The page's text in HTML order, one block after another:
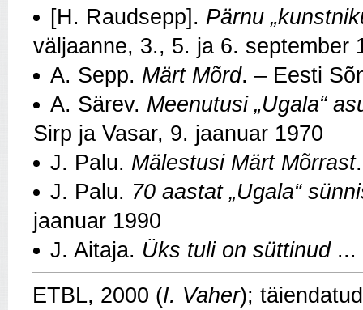
[H. Raudsepp]. Pärnu
väljaanne, 3., 5. ja 6. september
A. Sepp. Märt Mõrd. – Eesti
A. Särev. Meenutusi „Ugala“
Sirp ja Vasar, 9. jaanuar 1970
J. Palu. Mälestusi Märt Mõrrast
J. Palu. 70 aastat „Ugala“
jaanuar 1990
J. Aitaja. Üks tuli on süttinud...
ETBL, 2000 (I. Vaher);